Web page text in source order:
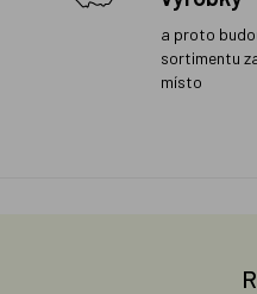
a proto
sortimentu
místo